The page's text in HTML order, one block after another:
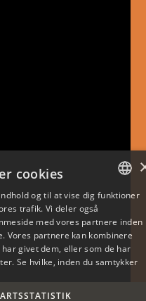
ENGLISH
cookies
og til at vise dig funktioner
trafik. Vi deler også
med vores partnere inden
Vores partnere kan kombinere
givet dem, eller som de har
Se hvilke, inden du samtykker